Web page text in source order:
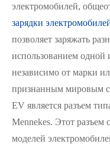
электромобилей,
зарядки
позволяет заряжать
использованием одной
независимо от марки
признанным мировым
EV является разъем
Mennekes. Этот разъем
моделей